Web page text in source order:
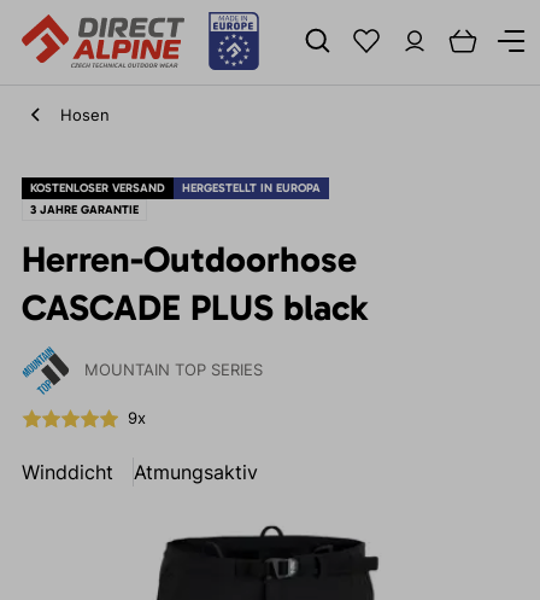
Hosen
KOSTENLOSER VERSAND
HERGESTELLT IN EUROPA
3 JAHRE GARANTIE
Herren-Outdoorhose
CASCADE PLUS black
MOUNTAIN TOP SERIES
9x
Winddicht Atmungsaktiv